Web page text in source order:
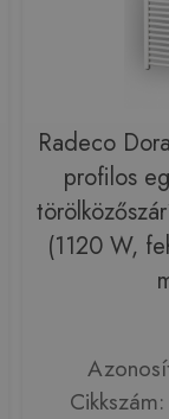
Radeco
profilos
(1120 W,